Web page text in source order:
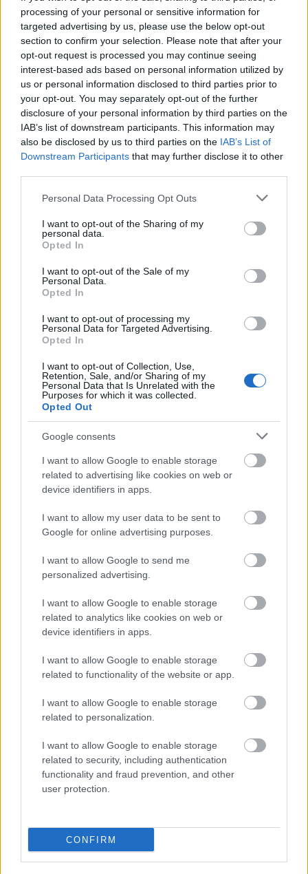
processing of your personal or sensitive information for
targeted advertising by us, please use the below opt-out
section to confirm your selection. Please note that after your
opt-out request is processed you may continue seeing
interest-based ads based on personal information utilized by
us or personal information disclosed to third parties prior to
your opt-out. You may separately opt-out of the further
disclosure of your personal information by third parties on the
IAB’s list of downstream participants. This information may
also be disclosed by us to third parties on the IAB’s List of
Downstream Participants that may further disclose it to other
Please note that this website/app uses one or more Google
not limited to your visit or usage behaviour. You may click to
grant or deny consent to Google and its third-party tags to
use your data for below specified purposes in below Google
consent section.
Personal Data Processing Opt Outs
I want to opt-out of the Sharing of my
personal data.
Opted In
I want to opt-out of the Sale of my
Personal Data.
Opted In
I want to opt-out of processing my
Personal Data for Targeted Advertising.
Opted In
I want to opt-out of Collection, Use,
Retention, Sale, and/or Sharing of my
Personal Data that Is Unrelated with the
Purposes for which it was collected.
Opted Out
Google consents
I want to allow Google to enable storage
related to advertising like cookies on web or
device identifiers in apps.
I want to allow my user data to be sent to
Google for online advertising purposes.
I want to allow Google to send me
personalized advertising.
I want to allow Google to enable storage
related to analytics like cookies on web or
device identifiers in apps.
I want to allow Google to enable storage
related to functionality of the website or app.
I want to allow Google to enable storage
related to personalization.
I want to allow Google to enable storage
related to security, including authentication
functionality and fraud prevention, and other
user protection.
CONFIRM
hírek 80 százaléka a főbb nyugati
médiavállalatoktól származik, miközben
ázsiai társaiknak nincs komoly platformjuk,
sem hiteles, elfogadott státusuk. Ezért az
információt fogyasztók a nyugati médiára
kénytelenek hagyatkozni - fűzte hozzá.
A tizenhárom ország képessége a széles
nyilvánosság elérésére, az ágazati szereplők
befolyása rendkívül korlátozott - húzta alá
Cuj. Álláspontja szerint az ázsiai
médiacsoportoknak mielőbb egy, a világ
élvonalába tartozó kommunikációs
segíteniük az új média térnyerését.
és gyakorlatból, ragaszkodnunk kell a
magunk kultúrájához, hagyományainkhoz és
egybegyűlteknek Cuj, hozzátéve.
Zsenmin Zsipao (Renmin Ribao) kínai
központi pártlap főszerkesztője, Vu Heng-
csüan (Wu Hengquan) arra hívta fel a
figyelmet: a világban fellelhető vélemények
sokszínűbbé tételére kell törekedniük úgy,
"nemzetközi módon".
A rendezvényen a 13 országból körülbelül
száz médiaszakember, szerkesztő, újságíró
vesz részt; helyszíne az északkelet-kínai Csilin
Forrás:MTI
A PEKINGI NAGYSZÍNPADRÓL GYIMESI
GYERMEKTÁNCOSOK FORGATAGÁBA - A MÁNE
A bejegyzés trackback címe: